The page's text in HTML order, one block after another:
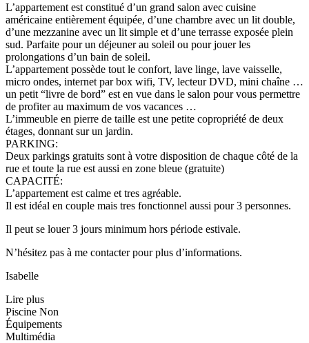
L’appartement est constitué d’un grand salon avec cuisine
américaine entièrement équipée, d’une chambre avec un lit double,
d’une mezzanine avec un lit simple et d’une terrasse exposée plein
sud. Parfaite pour un déjeuner au soleil ou pour jouer les
prolongations d’un bain de soleil.
L’appartement possède tout le confort, lave linge, lave vaisselle,
micro ondes, internet par box wifi, TV, lecteur DVD, mini chaîne …
un petit “livre de bord” est en vue dans le salon pour vous permettre
de profiter au maximum de vos vacances …
L’immeuble en pierre de taille est une petite copropriété de deux
étages, donnant sur un jardin.
PARKING:
Deux parkings gratuits sont à votre disposition de chaque côté de la
rue et toute la rue est aussi en zone bleue (gratuite)
CAPACITÉ:
L’appartement est calme et tres agréable.
Il est idéal en couple mais tres fonctionnel aussi pour 3 personnes.
Il peut se louer 3 jours minimum hors période estivale.
N’hésitez pas à me contacter pour plus d’informations.
Isabelle
Lire plus
Piscine Non
Équipements
Multimédia